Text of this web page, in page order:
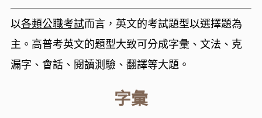
以各類公職考試而言，英文的考試題型以選擇題為
主。高普考英文的題型大致可分成字彙、文法、克
漏字、會話、閱讀測驗、翻譯等大題。
字彙